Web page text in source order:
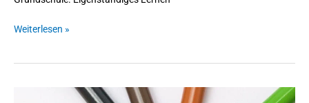
Weiterlesen »